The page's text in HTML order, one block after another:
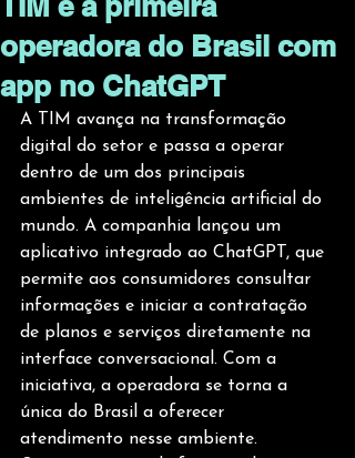
operadora do Brasil com
app no ChatGPT
A TIM avança na transformação
digital do setor e passa a operar
dentro de um dos principais
ambientes de inteligência artificial do
mundo. A companhia lançou um
aplicativo integrado ao ChatGPT, que
permite aos consumidores consultar
informações e iniciar a contratação
de planos e serviços diretamente na
interface conversacional. Com a
iniciativa, a operadora se torna a
única do Brasil a oferecer
atendimento nesse ambiente.